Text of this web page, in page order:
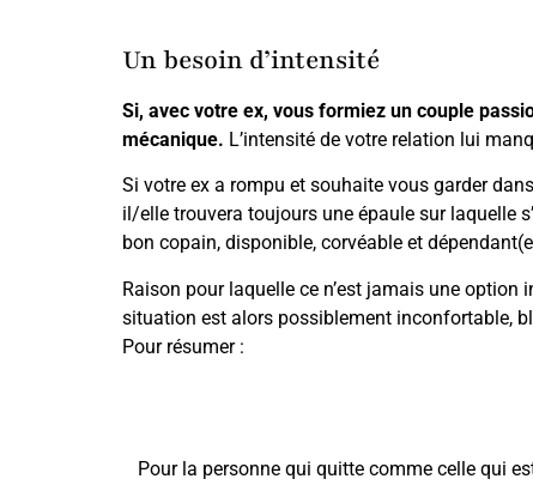
Un besoin d’intensité
Si, avec votre ex, vous formiez un couple
mécanique. L’intensité de votre relation lui
Si votre ex a rompu et souhaite vous garder
il/elle trouvera toujours une épaule sur laquelle
bon copain, disponible, corvéable et
Raison pour laquelle ce n’est jamais une option
situation est alors possiblement inconfortable,
Pour résumer :
Pour la personne qui quitte comme celle qui